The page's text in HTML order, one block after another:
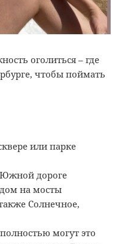
оголиться – где
чтобы поймать
или парке
дороге
на мосты
Солнечное,
могут это